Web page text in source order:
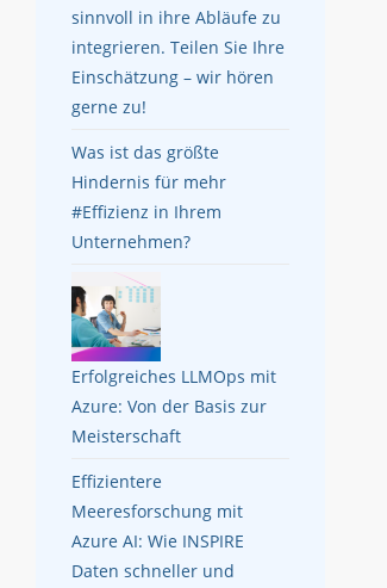
sinnvoll in ihre Abläufe zu
integrieren. Teilen Sie Ihre
Einschätzung – wir hören
gerne zu!
Was ist das größte
Hindernis für mehr
#Effizienz in Ihrem
Unternehmen?
Erfolgreiches LLMOps mit
Azure: Von der Basis zur
Meisterschaft
Effizientere
Meeresforschung mit
Azure AI: Wie INSPIRE
Daten schneller und